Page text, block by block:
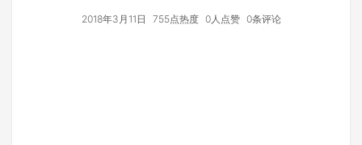
2018年3月11日 755点热度 0人点赞 0条评论